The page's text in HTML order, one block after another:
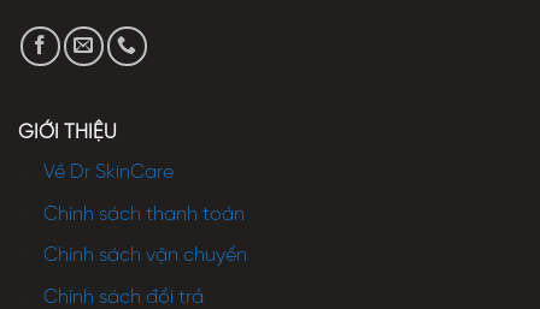
GIỚI THIỆU
Về Dr SkinCare
Chính sách thanh toán
Chính sách vận chuyển
Chính sách đổi trả